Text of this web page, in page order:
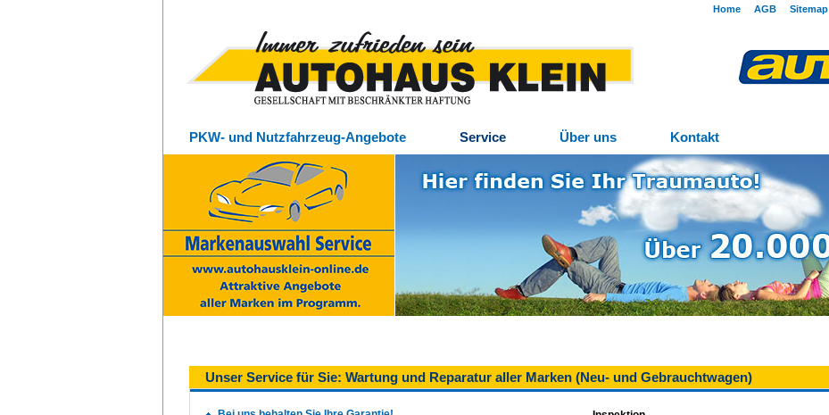
Home AGB Sitemap
PKW- und Nutzfahrzeug-Angebote Service Über uns Kontakt
Unser Service für Sie: Wartung und Reparatur aller Marken (Neu- und Gebrauchtwagen)